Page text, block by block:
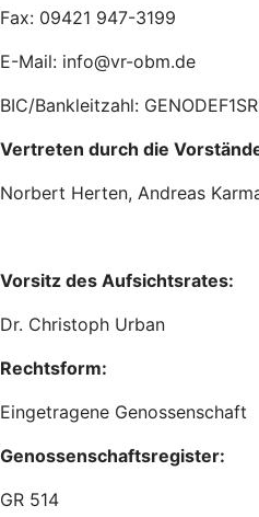
Fax: 09421 947-3199
E-Mail: info@vr-obm.de
BIC/Bankleitzahl:
Vertreten durch die
Norbert Herten, Andreas
Vorsitz des Aufsichtsrates:
Dr. Christoph Urban
Rechtsform:
Eingetragene Genossenschaft
Genossenschaftsregister:
GR 514